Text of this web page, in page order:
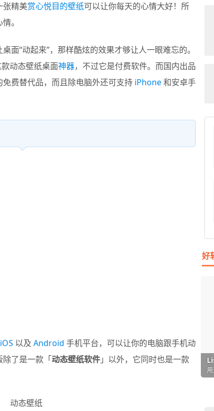
张精美赏心悦目的壁纸可以让你每天的心情大好！所
。
面“动起来”，那样酷炫的效果才够让人一眼难忘的。
动态壁纸桌面神器，不过它是付费软件。而国内出品
费替代品，而且除电脑外还可支持 iPhone和安卓手
iOS 以及 Android 手机平台，可以让你的电脑跟手机动
除了是一款「动态壁纸软件」以外，它同时也是一款
好